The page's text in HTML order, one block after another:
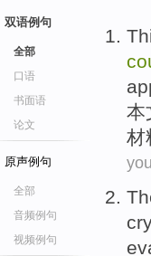
双语例句
全部
口语
书面语
论文
原声例句
全部
音频例句
视频例句
本
材